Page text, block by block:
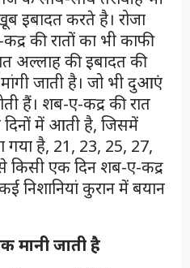
इबादत करते है। रोजा
की रातों का भी काफी
अल्लाह की इबादत की
जाती है। जो भी दुआएं
हैं। शब-ए-कद्र की रात
में आती है, जिसमें
गया है, 21, 23, 25, 27,
किसी एक दिन शब-ए-कद्र
निशानियां कुरान में बयान
मानी जाती है